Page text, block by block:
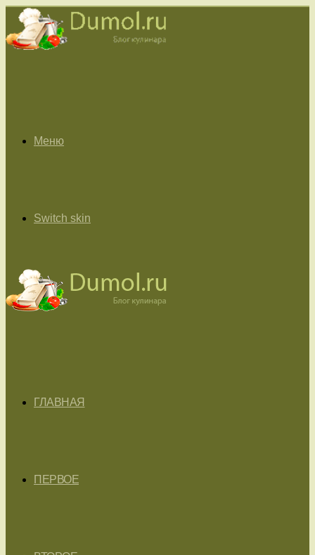
Меню
Switch skin
ГЛАВНАЯ
ПЕРВОЕ